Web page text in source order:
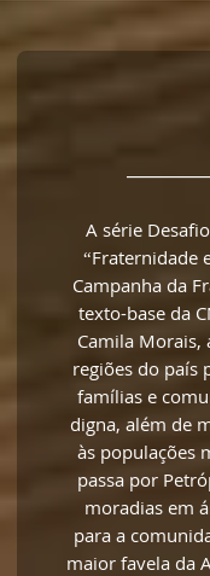
A série
“Fraternidade
Campanha da
texto-base da
Camila Morais,
regiões do país
famílias e
digna, além de
às populações
passa por
moradias em
para a
maior favela da